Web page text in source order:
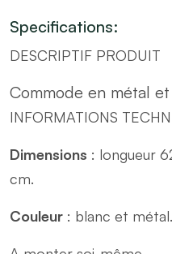
métal
quantity
Specifications:
DESCRIPTIF PRODUIT
Commode en métal
INFORMATIONS
Dimensions : longueur
cm.
Couleur : blanc et métal.